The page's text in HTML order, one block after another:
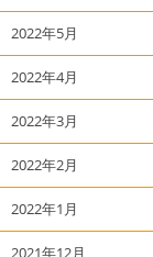
2022年5月
2022年4月
2022年3月
2022年2月
2022年1月
2021年12月